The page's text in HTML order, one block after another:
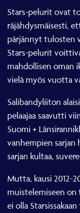
Stars-pelurit ovat
räjähdysmäisesti,
pärjännyt tulosten
Stars-pelurit
mahdollisen oman
vielä myös vuotta
Salibandyliiton
pelaajaa saavutti
Suomi +
vanhempien sarjan
sarjan kultaa,
Mutta, kausi 2012-
muistelemiseen on
ei olla